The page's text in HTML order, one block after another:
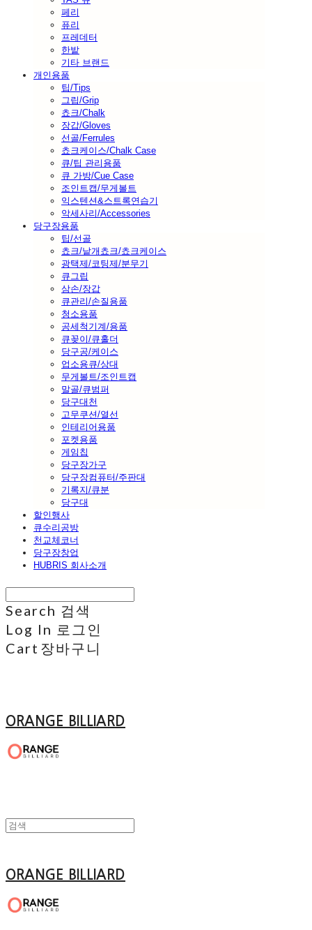
페리
퓨리
프레데터
한밭
기타 브랜드
개인용품
팁/Tips
그립/Grip
쵸크/Chalk
장갑/Gloves
선골/Ferrules
쵸크케이스/Chalk Case
큐/팁 관리용품
큐 가방/Cue Case
조인트캡/무게볼트
익스텐션&스트록연습기
악세사리/Accessories
당구장용품
팁/선골
쵸크/낱개쵸크/쵸크케이스
광택제/코팅제/분무기
큐그립
삼손/장갑
큐관리/손질용품
청소용품
공세척기계/용품
큐꽂이/큐홀더
당구공/케이스
업소용큐/상대
무게볼트/조인트캡
말골/큐범퍼
당구대천
고무쿠션/열선
인테리어용품
포켓용품
게임칩
당구장가구
당구장컴퓨터/주판대
기록지/큐분
당구대
할인행사
큐수리공방
천교체코너
당구장창업
HUBRIS 회사소개
Search 검색
Log In 로그인
Cart 장바구니
ORANGE BILLIARD
ORANGE BILLIARD